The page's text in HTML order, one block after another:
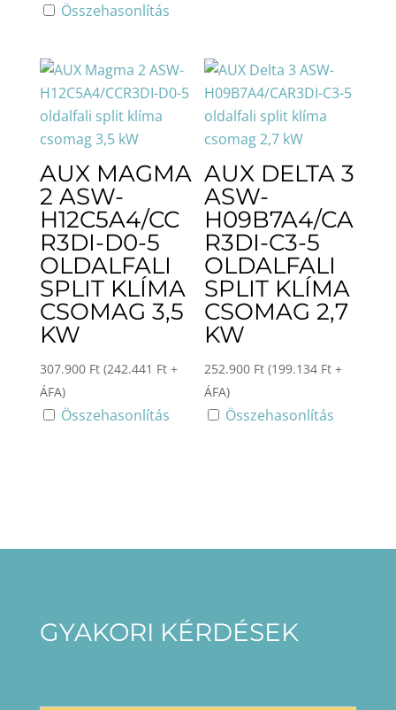
Összehasonlítás
AUX MAGMA
2 ASW-
H12C5A4/CC
R3DI-D0-5
OLDALFALI
SPLIT KLÍMA
CSOMAG 3,5
KW
307.900 Ft (242.441 Ft+
ÁFA)
Összehasonlítás
AUX DELTA 3
ASW-
H09B7A4/CA
R3DI-C3-5
OLDALFALI
SPLIT KLÍMA
CSOMAG 2,7
KW
252.900 Ft (199.134 Ft +
ÁFA)
Összehasonlítás
GYAKORI KÉRDÉSEK